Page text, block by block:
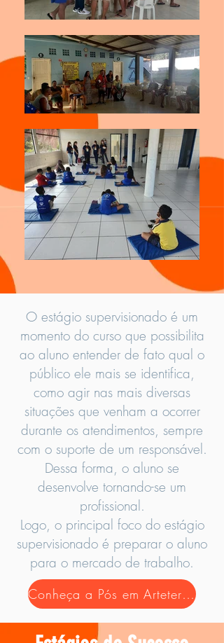
O estágio supervisionado é um
momento do curso que possibilita
ao aluno entender de fato qual o
público ele mais se identifica,
como agir nas mais diversas
situações que venham a ocorrer
durante os atendimentos, sempre
com o suporte de um responsável.
Dessa forma, o aluno se
desenvolve tornando-se um
profissional.
Logo, o principal foco do estágio
supervisionado é preparar o aluno
para o mercado de trabalho.
Conheça a Pós em Arteterapia